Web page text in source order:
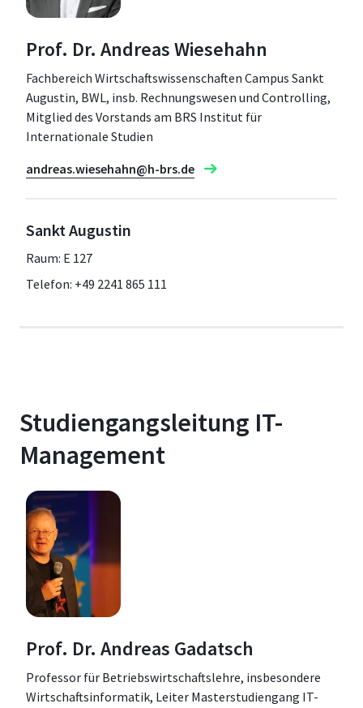
Prof. Dr. Andreas Wiesehahn
Fachbereich Wirtschaftswissenschaften Campus Sankt
Augustin, BWL, insb. Rechnungswesen und Controlling,
Mitglied des Vorstands am BRS Institut für
Internationale Studien
andreas.wiesehahn@h-brs.de
Sankt Augustin
Raum: E 127
Telefon: +49 2241 865 111
Studiengangsleitung IT-
Management
Prof. Dr. Andreas Gadatsch
Professor für Betriebswirtschaftslehre, insbesondere
Wirtschaftsinformatik, Leiter Masterstudiengang IT-